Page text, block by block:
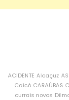
ACIDENTE Alcaçuz
Caicó CARAÚBAS
currais novos